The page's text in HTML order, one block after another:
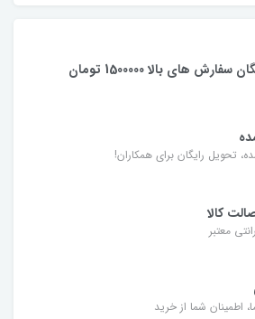
های بالا 1500000 تومان
تحویل رایگان برای همکاران!
کالا
معتبر
اطمینان شما از خرید